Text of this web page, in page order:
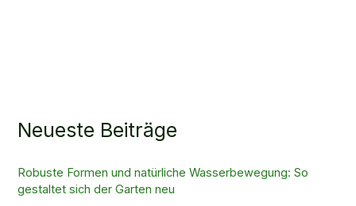
Neueste Beiträge
Robuste Formen und natürliche Wasserbewegung: So
gestaltet sich der Garten neu